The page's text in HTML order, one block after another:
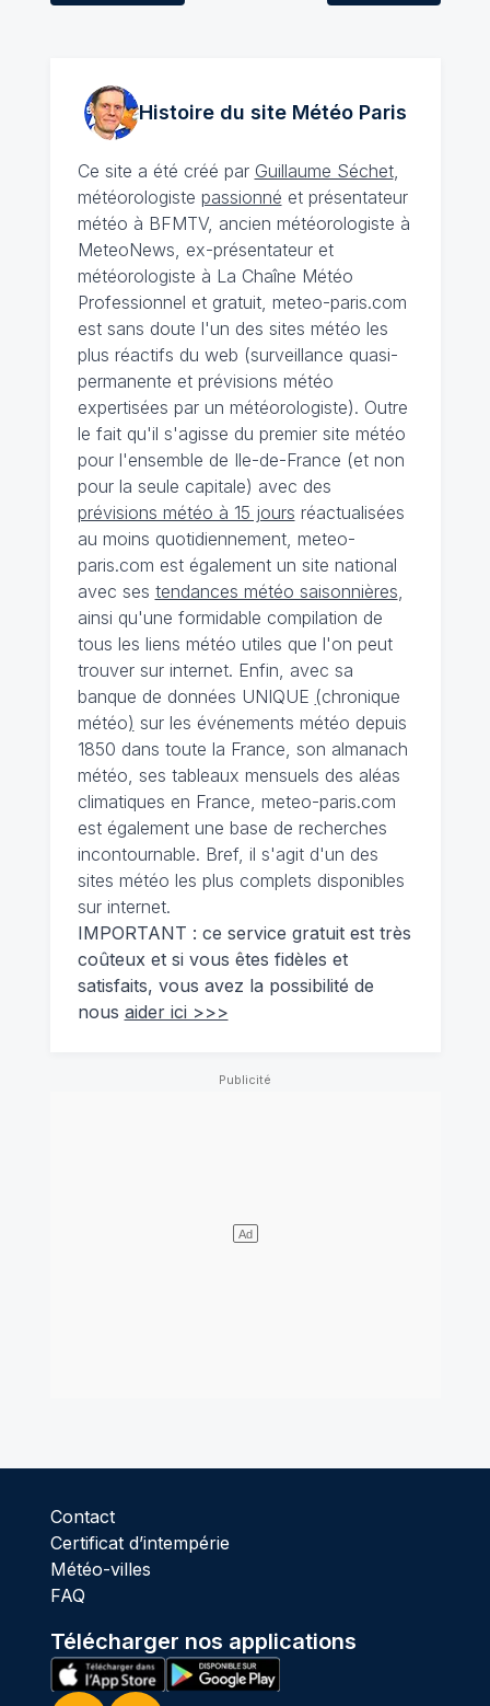
Histoire du site MétéoParis
Ce site a été créé par Guillaume Séchet,
météorologiste passionné et présentateur
météo à BFMTV, ancien météorologiste à
MeteoNews, ex-présentateur et
météorologiste à La Chaîne Météo
Professionnel et gratuit, meteo-paris.com
est sans doute l'un des sites météo les
plus réactifs du web (surveillance quasi-
permanente et prévisions météo
expertisées par un météorologiste). Outre
le fait qu'il s'agisse du premier site météo
pour l'ensemble de Ile-de-France (et non
pour la seule capitale) avec des
prévisions météo à 15 jours réactualisées
au moins quotidiennement, meteo-
paris.com est également un site national
avec ses tendances météo saisonnières
ainsi qu'une formidable compilation de
tous les liens météo utiles que l'on peut
trouver sur internet. Enfin, avec sa
banque de données UNIQUE (chronique
météo) sur les événements météo depuis
1850 dans toute la France, son almanach
météo, ses tableaux mensuels des aléas
climatiques en France, meteo-paris.com
est également une base de recherches
incontournable. Bref, il s'agit d'un des
sites météo les plus complets disponibles
sur internet.
IMPORTANT : ce service gratuit est très
coûteux et si vous êtes fidèles et
satisfaits, vous avez la possibilité de
nous aider ici >>>
Contact
Certificat d’intempérie
Météo-villes
FAQ
Télécharger nos applications